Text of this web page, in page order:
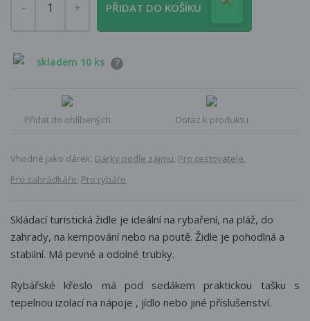
PŘIDAT DO KOŠÍKU
skladem 10 ks ?
Přidat do oblíbených Dotaz k produktu
Vhodné jako dárek: Dárky podle zájmu, Pro cestovatele,
Pro zahrádkáře, Pro rybáře
Skládací turistická židle je ideální na rybaření, na pláž, do
zahrady, na kempování nebo na poutě. Židle je pohodlná a
stabilní. Má pevné a odolné trubky.
Rybářské křeslo má pod sedákem praktickou tašku s
tepelnou izolací na nápoje , jídlo nebo jiné příslušenství.